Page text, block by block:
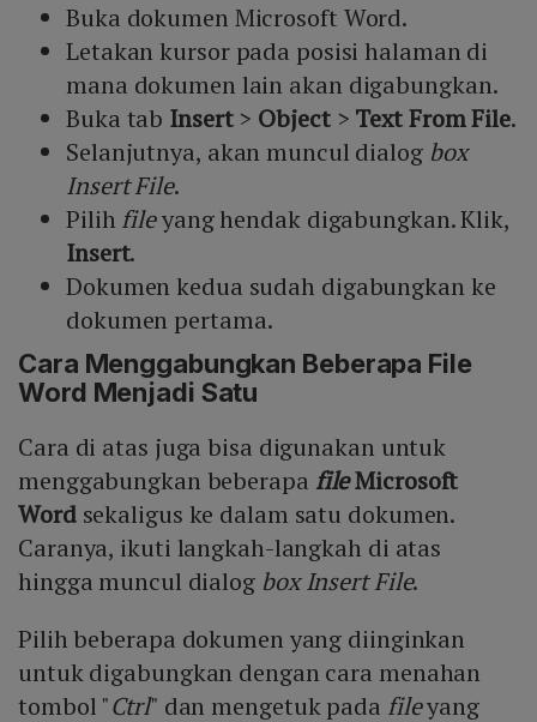
Buka dokumen Microsoft Word.
Letakan kursor pada posisi halaman di
mana dokumen lain akan digabungkan.
Buka tab Insert> Object> Text From File.
Selanjutnya, akan muncul dialog box
Insert File.
Pilih fileyang hendak digabungkan. Klik,
Insert.
Dokumen kedua sudah digabungkan ke
dokumen pertama.
Cara Menggabungkan Beberapa File
Word Menjadi Satu
Cara di atas juga bisa digunakan untuk
menggabungkan beberapa fileMicrosoft
Word sekaligus ke dalam satu dokumen.
Caranya, ikuti langkah-langkah di atas
hingga muncul dialog box Insert File.
Pilih beberapa dokumen yang diinginkan
untuk digabungkan dengan cara menahan
tombol "Ctrl" dan mengetuk pada fileyang